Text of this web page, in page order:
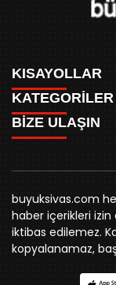
KISAYOLLAR
ANASAYFA
AKSU CANLI
MEYDAN CANLI
MEDRESELER CANLI
MERAKÜM CANLI
YUKARI TEKKE
KURUMSAL KİMLİK
REKLAM FİYATLARI
BİZE ULAŞIN
KÜNYE
RESMİ İLANLAR
KATEGORİLER
WHATSAPP
SPOR
SİYASET
BELEDİYE
SİVAS VALİLİĞİ
ÜNİVERSİTE
KURUMLAR
STK
YORUM
BİZE ULAŞIN
0346 221 00 60
Örtülüpınar
Sivas
buyuksivas.com
haber içerikleri
iktibas edilemez.
kopyalanamaz,